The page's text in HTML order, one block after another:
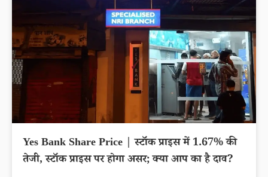
Yes Bank Share Price | स्टॉक प्राइस में 1.67% की
तेजी, स्टॉक प्राइस पर होगा असर; क्या आप का है दाव?